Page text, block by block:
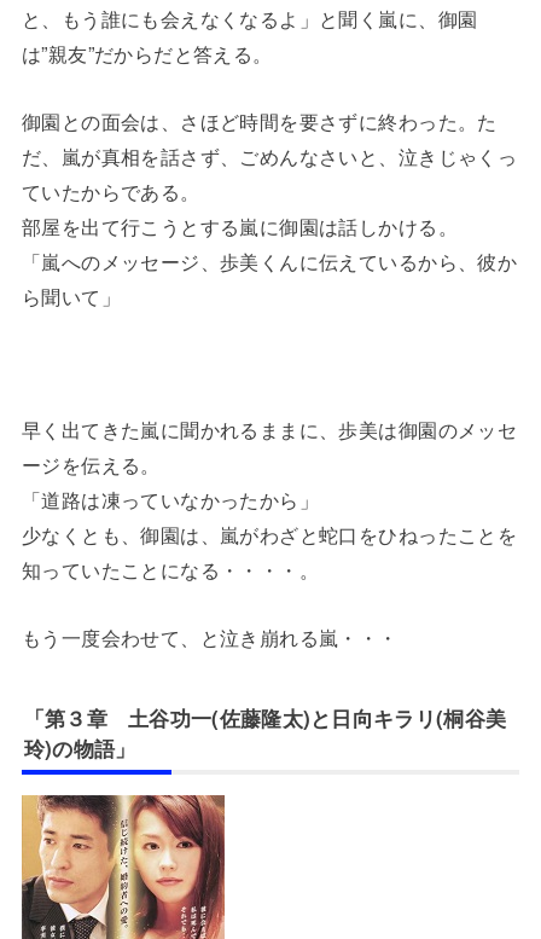
と、もう誰にも会えなくなるよ」と聞く嵐に、御園
は”親友”だからだと答える。
御園との面会は、さほど時間を要さずに終わった。た
だ、嵐が真相を話さず、ごめんなさいと、泣きじゃくっ
ていたからである。
部屋を出て行こうとする嵐に御園は話しかける。
「嵐へのメッセージ、歩美くんに伝えているから、彼か
ら聞いて」
早く出てきた嵐に聞かれるままに、歩美は御園のメッセ
ージを伝える。
「道路は凍っていなかったから」
少なくとも、御園は、嵐がわざと蛇口をひねったことを
知っていたことになる・・・・。
もう一度会わせて、と泣き崩れる嵐・・・
「第３章 土谷功一(佐藤隆太)と日向キラリ(桐谷美
玲)の物語」